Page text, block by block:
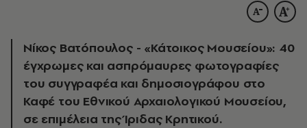
Νίκος Βατόπουλος - «Κάτοικος Μουσείου»: 40
έγχρωμες και ασπρόμαυρες φωτογραφίες
του συγγραφέα και δημοσιογράφου στο
Καφέ του Εθνικού Αρχαιολογικού Μουσείου,
σε επιμέλεια της Ίριδας Κρητικού.